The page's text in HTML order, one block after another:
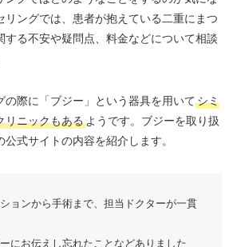
リングでは、患者が抱えている二重にまつ
する不安や疑問点、料金などについて相談
の際に「ブジー」という器具を用いてシミ
リニックもあるようです。ブジーを取り扱
式サイトの内容を紹介します。
ョンから手術まで、担当ドクターが一貫
にお伝えし忘れたことなどありました